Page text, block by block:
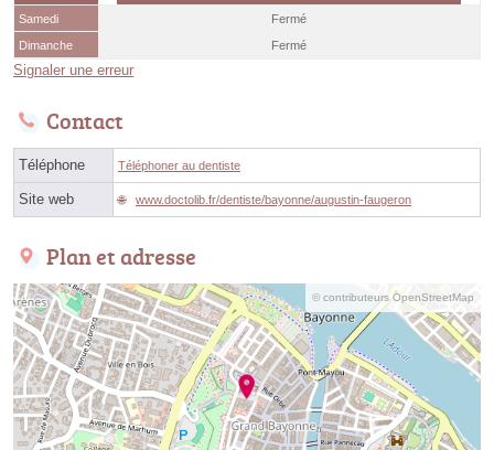
Samedi
Fermé
Dimanche
Fermé
Signaler une erreur
Contact
Téléphone Téléphoner au dentiste
Site web www.doctolib.fr/dentiste/bayonne/augustin-faugeron
Plan et adresse
© contributeurs OpenStreetMap